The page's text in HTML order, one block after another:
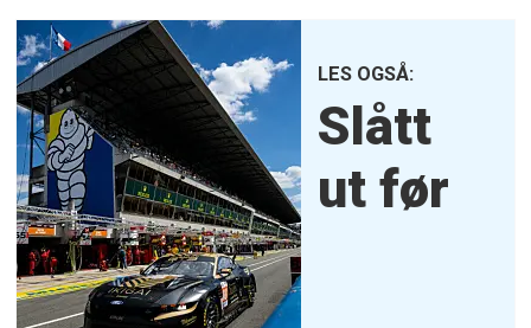
LES OGSÅ:
Slått
ut før